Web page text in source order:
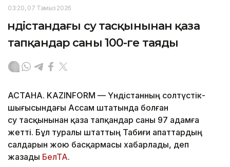
03:20, 07 Тамыз 2026
Үндістандағы су тасқынынан қаза
тапқандар саны 100-ге таяды
АСТАНА. KAZINFORM — Үндістанның солтүстік-
шығысындағы Ассам штатында болған
су тасқынынан қаза тапқандар саны 97 адамға
жетті. Бұл туралы штаттың Табиғи апаттардың
салдарын жою басқармасы хабарлады, деп
жазады БелТА.